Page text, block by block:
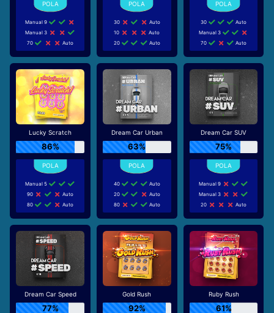
Manual 9
Manual 3
70
Auto
30
Auto
10
Auto
20
Auto
30
Auto
Manual 3
70
Auto
Lucky Scratch
86%
Manual 5
90
Auto
80
Auto
Dream Car Urban
63%
40
Auto
20
Auto
80
Auto
Dream Car SUV
75%
Manual 9
Manual 3
20
Auto
Dream Car Speed
77%
Gold Rush
92%
Ruby Rush
61%